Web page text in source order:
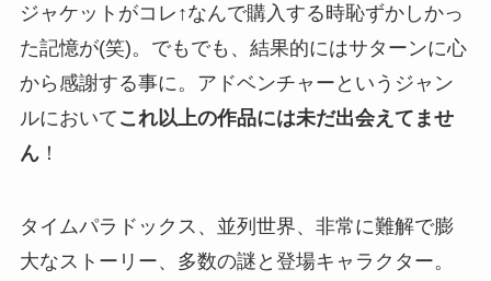
ジャケットがコレ↑なんで購入する時恥ずかしかっ
た記憶が(笑)。でもでも、結果的にはサターンに心
から感謝する事に。アドベンチャーというジャン
ルにおいて これ以上の作品には未だ出会えてませ
ん！
タイムパラドックス、並列世界、非常に難解で膨
大なストーリー、多数の謎と登場キャラクター。